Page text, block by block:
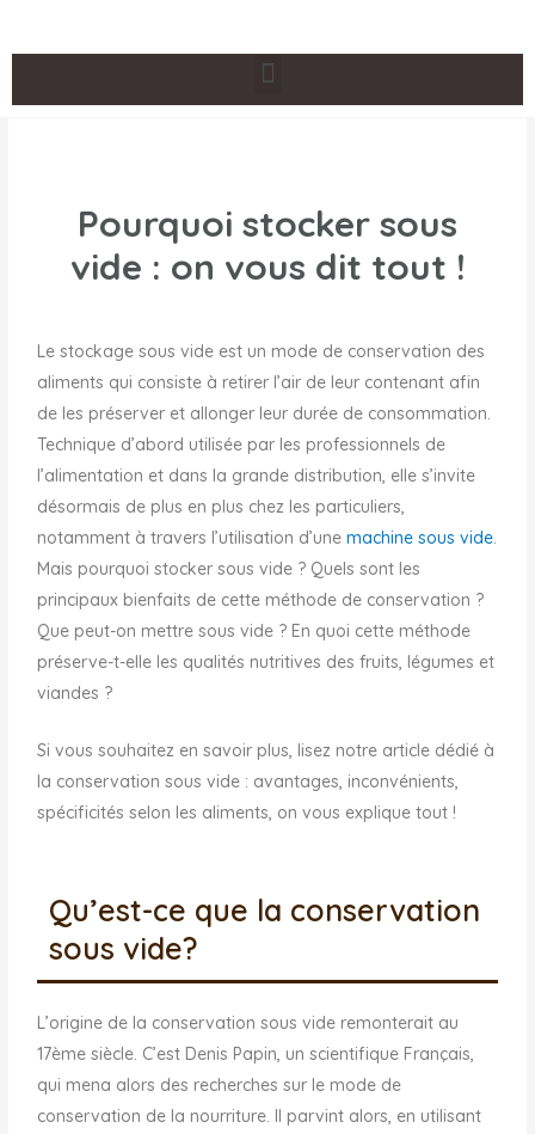
Pourquoi stocker sous
vide : on vous dit tout !
Le stockage sous vide est un mode de conservation des
aliments qui consiste à retirer l’air de leur contenant afin
de les préserver et allonger leur durée de consommation.
Technique d’abord utilisée par les professionnels de
l’alimentation et dans la grande distribution, elle s’invite
désormais de plus en plus chez les particuliers,
notamment à travers l’utilisation d’unemachine sous vide.
Mais pourquoi stocker sous vide ? Quels sont les
principaux bienfaits de cette méthode de conservation ?
Que peut-on mettre sous vide ? En quoi cette méthode
préserve-t-elle les qualités nutritives des fruits, légumes et
viandes ?
Si vous souhaitez en savoir plus, lisez notre article dédié à
la conservation sous vide : avantages, inconvénients,
spécificités selon les aliments, on vous explique tout !
Qu’est-ce que la conservation
sous vide?
L’origine de la conservation sous vide remonterait au
17ème siècle. C’est Denis Papin, un scientifique Français,
qui mena alors des recherches sur le mode de
conservation de la nourriture. Il parvint alors, en utilisant